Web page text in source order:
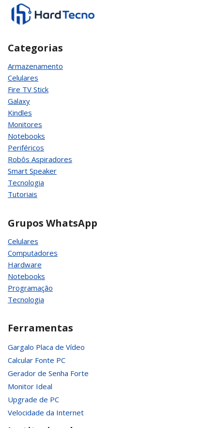
Categorias
Armazenamento
Celulares
Fire TV Stick
Galaxy
Kindles
Monitores
Notebooks
Periféricos
Robôs Aspiradores
Smart Speaker
Tecnologia
Tutoriais
Grupos WhatsApp
Celulares
Computadores
Hardware
Notebooks
Programação
Tecnologia
Ferramentas
Gargalo Placa de Vídeo
Calcular Fonte PC
Gerador de Senha Forte
Monitor Ideal
Upgrade de PC
Velocidade da Internet